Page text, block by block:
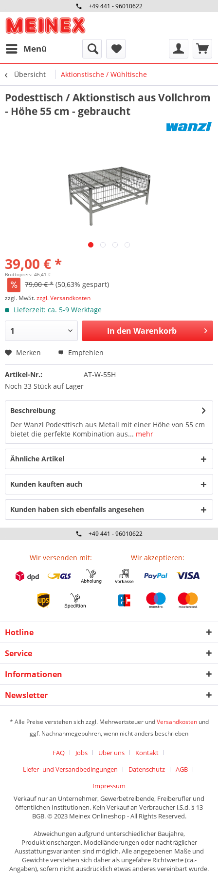
+49 441 - 96010622
Menü
Übersicht Aktionstische / Wühltische
Podesttisch / Aktionstisch aus Vollchrom
- Höhe 55 cm - gebraucht
39,00 € *
Bruttopreis: 46,41 €
79,00 € * (50,63% gespart)
zzgl. MwSt.zzgl. Versandkosten
Lieferzeit: ca. 5-9 Werktage
In den Warenkorb
Merken Empfehlen
Artikel-Nr.:
AT-W-55H
Noch 33 Stück auf Lager
Beschreibung
Der Wanzl Podesttisch aus Metall mit einer Höhe von 55 cm
bietet die perfekte Kombination aus... mehr
Ähnliche Artikel
Kunden kauften auch
Kunden haben sich ebenfalls angesehen
+49 441 - 96010622
Wir versenden mit: Wir akzeptieren:
Hotline
Service
Informationen
Newsletter
* Alle Preise verstehen sich zzgl. Mehrwertsteuer undVersandkostenund
ggf. Nachnahmegebühren, wenn nicht anders beschrieben
FAQ Jobs Über uns
Kontakt
Liefer- und Versandbedingungen
Datenschutz
AGB
Impressum
Verkauf nur an Unternehmer, Gewerbetreibende, Freiberufler und
öffentlichen Institutionen. Kein Verkauf an Verbraucher i.S.d. § 13
BGB. © 2023 Meinex Onlineshop - All Rights Reserved.
Abweichungen aufgrund unterschiedlicher Baujahre,
Produktionschargen, Modelländerungen oder nachträglicher
Ausstattungsvarianten sind möglich. Alle angegebenen Maße und
Gewichte verstehen sich daher als ungefähre Richtwerte (ca.-
Angaben), sofern nicht ausdrücklich etwas anderes vereinbart wurde.